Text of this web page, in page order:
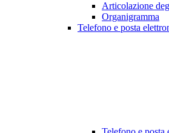
Articolazione
Organigramma
Telefono e posta